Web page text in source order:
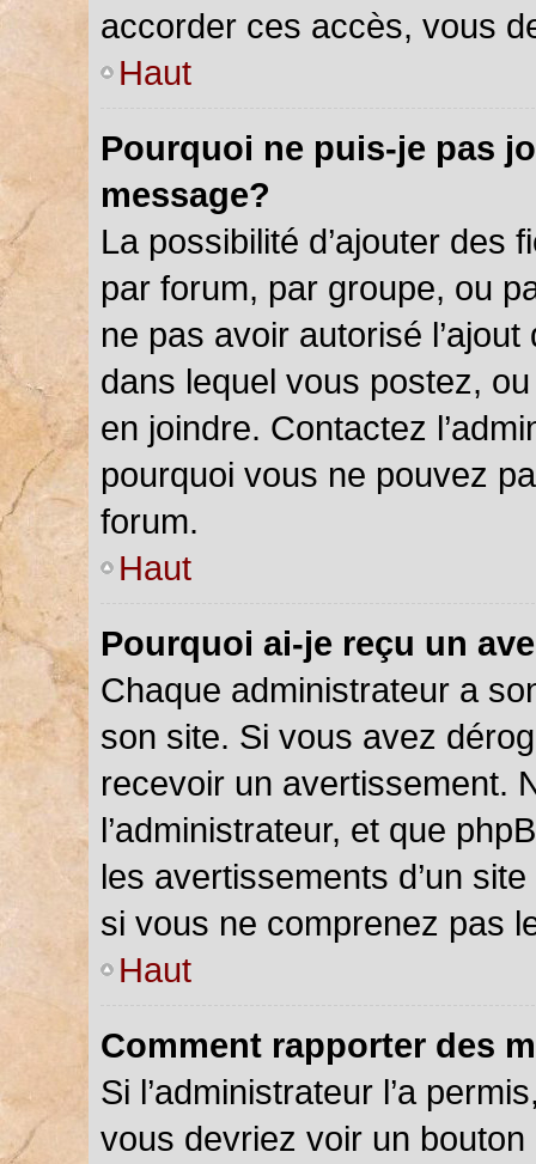
accorder ces accès, vous
Haut
Pourquoi ne puis-je pas
message?
La possibilité d’ajouter des
par forum, par groupe, ou
ne pas avoir autorisé
dans lequel vous postez,
en joindre. Contactez
pourquoi vous ne pouvez
forum.
Haut
Pourquoi ai-je reçu un
Chaque administrateur a
son site. Si vous avez
recevoir un avertissement.
l’administrateur, et que
les avertissements d’un
si vous ne comprenez pas
Haut
Comment rapporter des
Si l’administrateur l’a
vous devriez voir un